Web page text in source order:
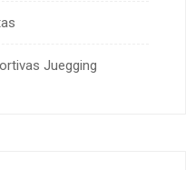
Juegging